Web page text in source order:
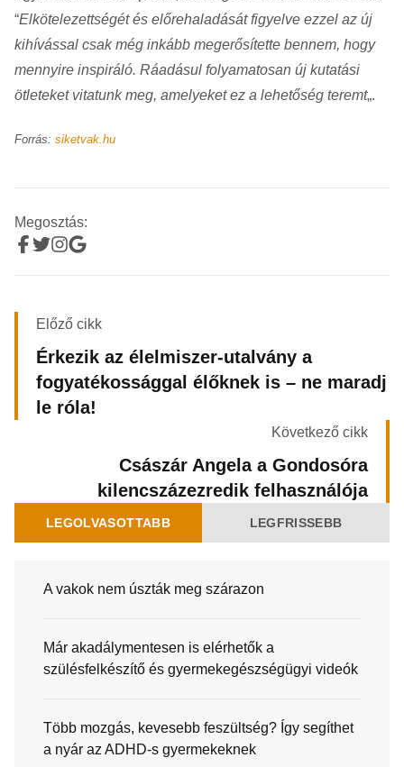
“Elkötelezettségét és előrehaladását figyelve ezzel az új
kihívással csak még inkább megerősítette bennem, hogy
mennyire inspiráló. Ráadásul folyamatosan új kutatási
ötleteket vitatunk meg, amelyeket ez a lehetőség teremt„.
Forrás: siketvak.hu
Megosztás:
Előző cikk
Érkezik az élelmiszer-utalvány a
fogyatékossággal élőknek is – ne maradj
le róla!
Következő cikk
Császár Angela a Gondosóra
kilencszázezredik felhasználója
LEGOLVASOTTABB LEGFRISSEBB
A vakok nem úszták meg szárazon
Már akadálymentesen is elérhetők a
szülésfelkészítő és gyermekegészségügyi videók
Több mozgás, kevesebb feszültség? Így segíthet
a nyár az ADHD-s gyermekeknek